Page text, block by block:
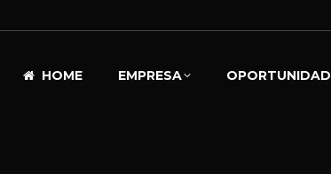
HOME EMPRESA OPORTUNIDAD